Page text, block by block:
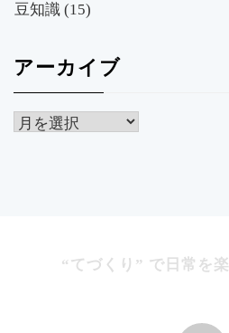
豆知識 (15)
アーカイブ
ア
“てづくり” で日常を